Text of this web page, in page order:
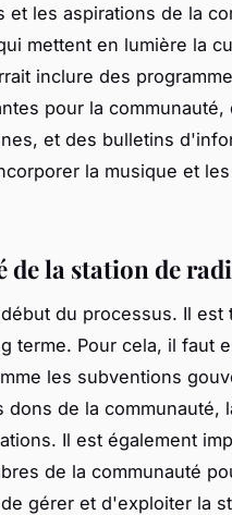
les aspirations de la
mettent en lumière la
inclure des
pour la communauté,
et des bulletins
la musique et
de la station de
du processus. Il est
terme. Pour cela, il faut
les subventions
de la communauté,
Il est également
de la communauté
gérer et d'exploiter la